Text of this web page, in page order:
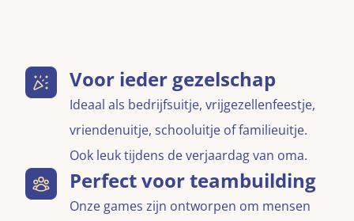
Voor ieder gezelschap
Ideaal als bedrijfsuitje, vrijgezellenfeestje,
vriendenuitje, schooluitje of familieuitje.
Ook leuk tijdens de verjaardag van oma.
Perfect voor teambuilding
Onze games zijn ontworpen om mensen